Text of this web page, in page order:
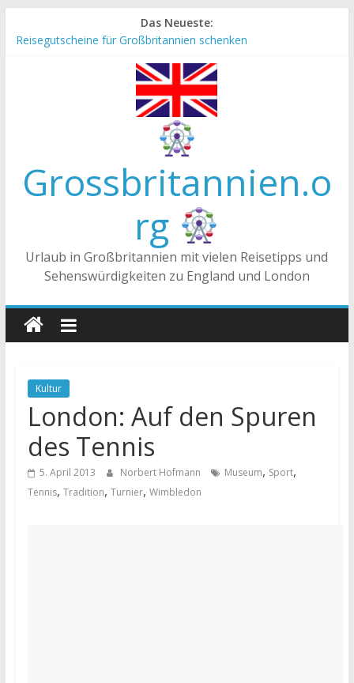
Inhalt
Das Neueste:
Reisegutscheine für Großbritannien schenken
Die Unterschiede zwischen Vereinigtes Königreich,
Großbritannien und England
Tea-Time – Was wird in Großbritannien getrunken?
Grossbritannien.o
rg
Urlaub in Großbritannien mit vielen Reisetipps und
Sehenswürdigkeiten zu England und London
Kultur
London: Auf den Spuren
des Tennis
5. April 2013 Norbert Hofmann Museum, Sport,
Tennis, Tradition, Turnier, Wimbledon